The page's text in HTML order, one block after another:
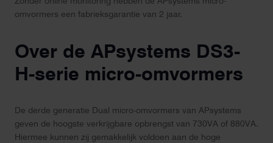
omvormers een fabrieksgarantie van 2 jaar.
Over de APsystems DS3-
H-serie micro-omvormers
De derde generatie Dual micro-omvormers van APsystems
geven de hoogste verkrijgbare opbrengst van 730VA of 880VA.
Hiermee kunnen zij gemakkelijk voldoen aan de hoge